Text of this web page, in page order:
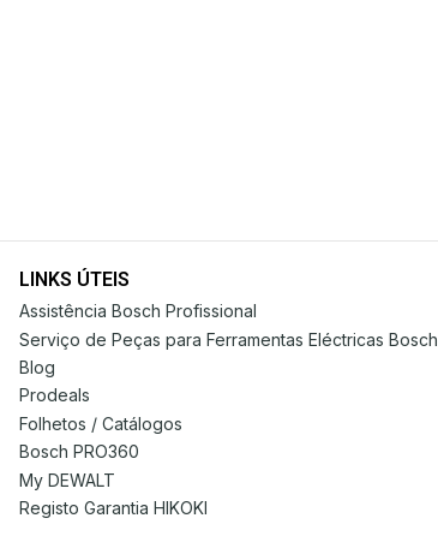
LINKS ÚTEIS
Assistência Bosch Profissional
Serviço de Peças para Ferramentas Eléctricas Bosch
Blog
Prodeals
Folhetos / Catálogos
Bosch PRO360
My DEWALT
Registo Garantia HIKOKI